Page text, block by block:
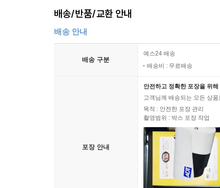
배송/반품/교환 안내
배송 안내
배송 구분
예스24 배송
배송비 : 무료배송
포장 안내
안전하고 정확한 포장을 위
고객님께 배송되는 모든 상
목적 : 안전한 포장 관리
촬영범위 : 박스 포장 작업